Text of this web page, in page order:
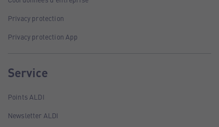
Privacy protection
Privacy protection App
Service
Points ALDI
Newsletter ALDI